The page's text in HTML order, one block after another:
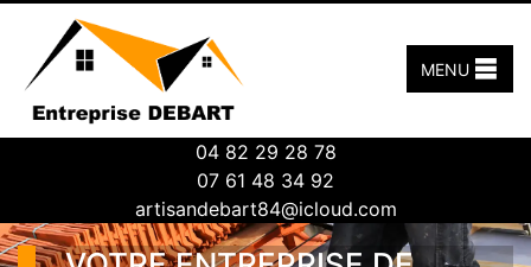
04 82 29 28 78
07 61 48 34 92
artisandebart84@icloud.com
MENU